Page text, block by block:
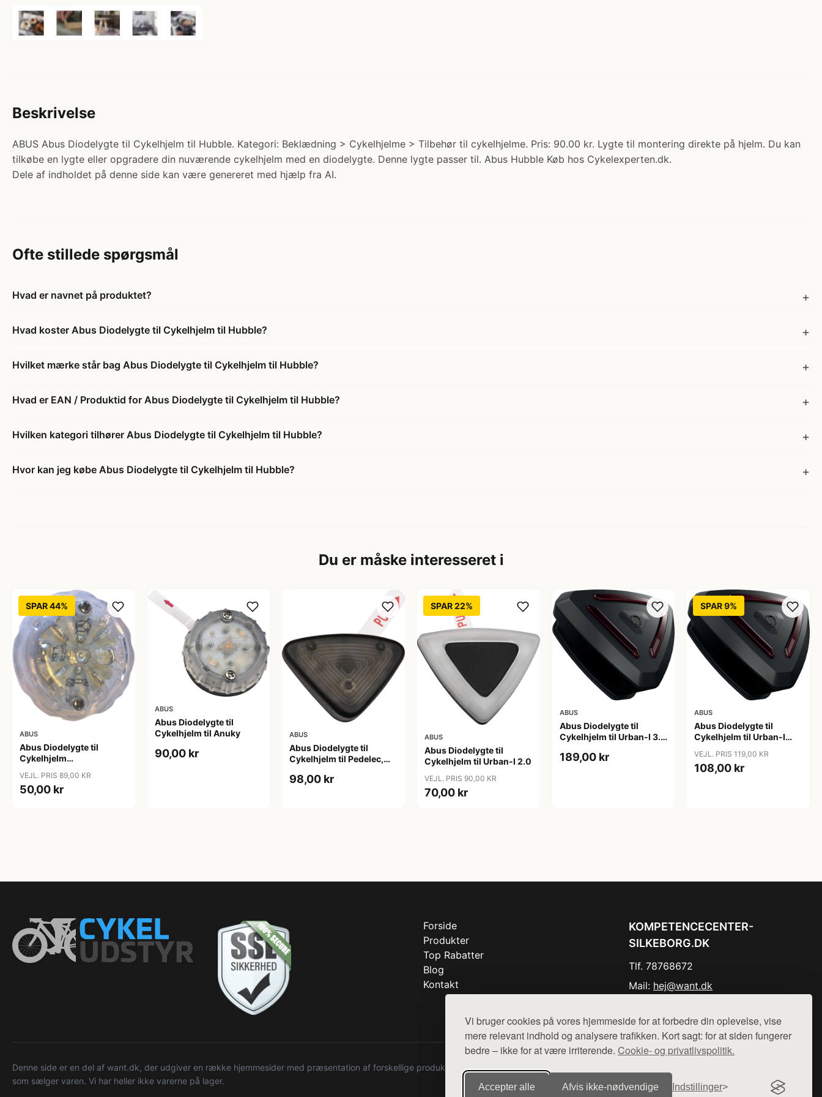
Vi bruger cookies på vores hjemmeside for at forbedre din oplevelse, vise
mere relevant indhold og analysere trafikken. Kort sagt: for at siden fungerer
bedre – ikke for at være irriterende. Cookie- og privatlivspolitik.
Accepter alle Afvis ikke‑nødvendige Indstillinger
Beskrivelse
ABUS Abus Diodelygte til Cykelhjelm til Hubble. Kategori: Beklædning > Cykelhjelme > Tilbehør til cykelhjelme. Pris: 90.00 kr. Lygte til montering direkte på hjelm. Du kan
tilkøbe en lygte eller opgradere din nuværende cykelhjelm med en diodelygte. Denne lygte passer til. Abus Hubble Køb hos Cykelexperten.dk.
Dele af indholdet på denne side kan være genereret med hjælp fra AI.
Ofte stillede spørgsmål
Hvad er navnet på produktet?
Hvad koster Abus Diodelygte til Cykelhjelm til Hubble?
Hvilket mærke står bag Abus Diodelygte til Cykelhjelm til Hubble?
Hvad er EAN / Produktid for Abus Diodelygte til Cykelhjelm til Hubble?
Hvilken kategori tilhører Abus Diodelygte til Cykelhjelm til Hubble?
Hvor kan jeg købe Abus Diodelygte til Cykelhjelm til Hubble?
Du er måske interesseret i
SPAR 44%
ABUS
Abus Diodelygte til
Cykelhjelm
VEJL. PRIS 89,00 KR
50,00 kr
ABUS
Abus Diodelygte til
Cykelhjelm til Anuky
90,00 kr
ABUS
Abus Diodelygte til
Cykelhjelm til Pedelec,
98,00 kr
SPAR 22%
ABUS
Abus Diodelygte til
Cykelhjelm til Urban-I 2.0
VEJL. PRIS 90,00 KR
70,00 kr
ABUS
Abus Diodelygte til
Cykelhjelm til Urban-I 3.0
189,00 kr
SPAR 9%
ABUS
Abus Diodelygte til
Cykelhjelm til Urban-I
VEJL. PRIS 119,00 KR
108,00 kr
Forside
Produkter
Top Rabatter
Blog
Kontakt
KOMPETENCECENTER-
SILKEBORG.DK
Tlf. 78768672
Mail: hej@want.dk
Denne side er en del af want.dk, der udgiver en række hjemmesider med præsentation af forskellige produkter fra diverse webshops. Der sælges ikke varer fra denne side - vi henviser til de shops,
som sælger varen. Vi har heller ikke varerne på lager.